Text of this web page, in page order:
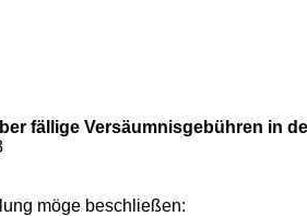
fällige Versäumnisgebühren in
möge beschließen: